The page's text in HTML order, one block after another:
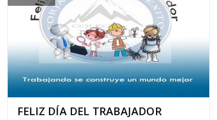
FELIZ DÍA DEL TRABAJADOR